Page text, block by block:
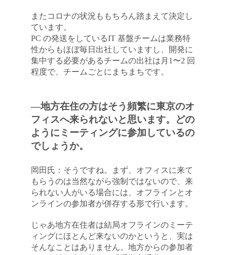
またコロナの状況ももちろん踏まえて決定し
ています。
PC の発送をしているIT 基盤チームは業務特
性からもほぼ毎日出社していますし、開発に
集中する必要があるチームの出社は月1〜2 回
程度で、チームごとにまちまちです。
―地方在住の方はそう頻繁に東京のオ
フィスへ来られないと思います。どの
ようにミーティングに参加しているの
でしょうか。
岡田氏：そうですね。まず、オフィスに来て
もらうのは当然ながら強制ではないので、来
られない人がいる場合には、オフラインとオ
ンラインの参加者が併存する形で行います。
じゃあ地方在住者は結局オフラインのミーテ
ィングにほとんど来ないのかというと、実は
そんなことはありません。地方からの参加者